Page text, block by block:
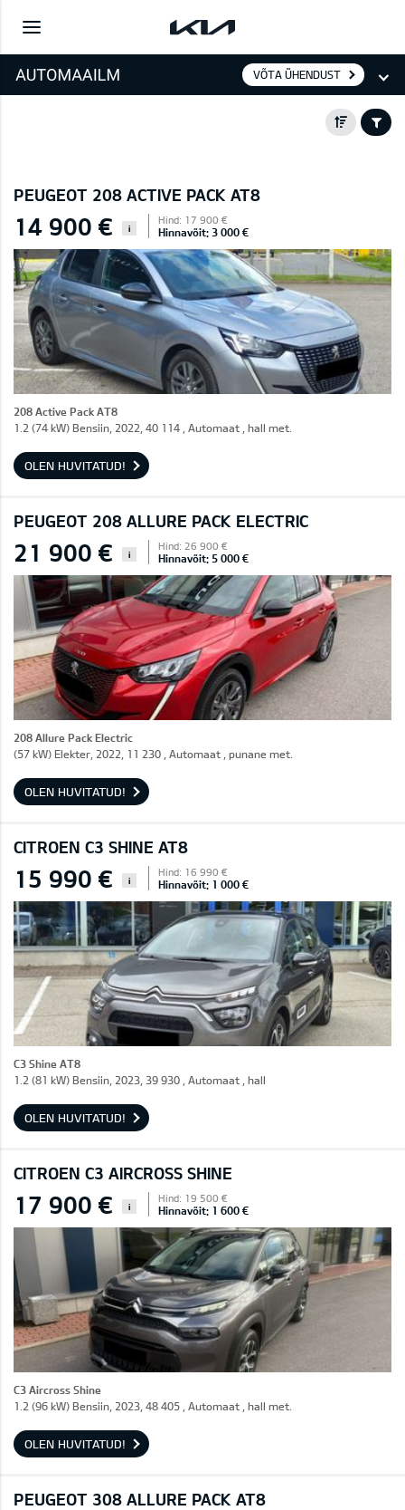
VÕTA ÜHENDUST
PEUGEOT 208 ACTIVE PACK AT8
14 900 € i
Hind: 17 900 €
Hinnavõit: 3 000 €
208 Active Pack AT8
1.2 (74 kW) Bensiin, 2022, 40 114 , Automaat , hall met.
OLEN HUVITATUD!
PEUGEOT 208 ALLURE PACK ELECTRIC
21 900 € i
Hind: 26 900 €
Hinnavõit: 5 000 €
208 Allure Pack Electric
(57 kW) Elekter, 2022, 11 230 , Automaat , punane met.
OLEN HUVITATUD!
CITROEN C3 SHINE AT8
15 990 € i
Hind: 16 990 €
Hinnavõit: 1 000 €
C3 Shine AT8
1.2 (81 kW) Bensiin, 2023, 39 930 , Automaat , hall
OLEN HUVITATUD!
CITROEN C3 AIRCROSS SHINE
17 900 € i
Hind: 19 500 €
Hinnavõit: 1 600 €
C3 Aircross Shine
1.2 (96 kW) Bensiin, 2023, 48 405 , Automaat , hall met.
OLEN HUVITATUD!
PEUGEOT 308 ALLURE PACK AT8